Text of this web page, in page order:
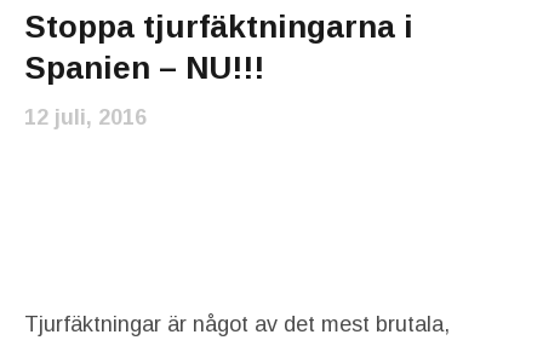
Stoppa tjurfäktningarna i
Spanien – NU!!!
12 juli, 2016
Tjurfäktningar är något av det mest brutala,